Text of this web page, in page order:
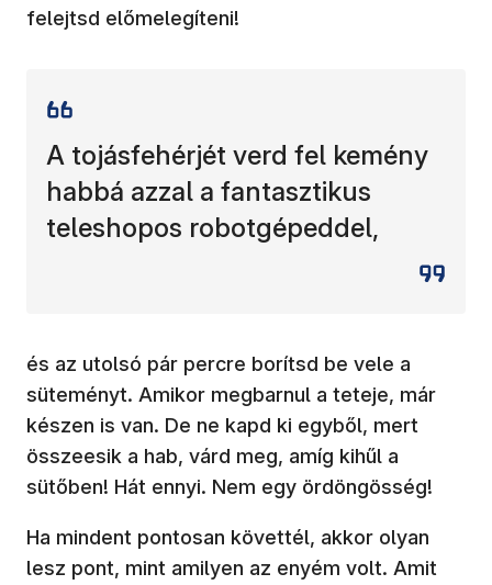
felejtsd előmelegíteni!
A tojásfehérjét verd fel kemény
habbá azzal a fantasztikus
teleshopos robotgépeddel,
és az utolsó pár percre borítsd be vele a
süteményt. Amikor megbarnul a teteje, már
készen is van. De ne kapd ki egyből, mert
összeesik a hab, várd meg, amíg kihűl a
sütőben! Hát ennyi. Nem egy ördöngösség!
Ha mindent pontosan követtél, akkor olyan
lesz pont, mint amilyen az enyém volt. Amit